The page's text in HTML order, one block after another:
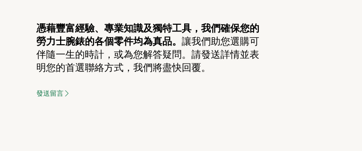
憑藉豐富經驗、專業知識及獨特工具，我們確保您的
勞力士腕錶的各個零件均為真品。 讓我們助您選購可
伴隨一生的時計，或為您解答疑問。請發送詳情並表
明您的首選聯絡方式，我們將盡快回覆。
發送留言